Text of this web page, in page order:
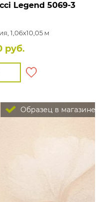
Legend 5069-3
1,06x10,05 м
руб.
Образец в магазине